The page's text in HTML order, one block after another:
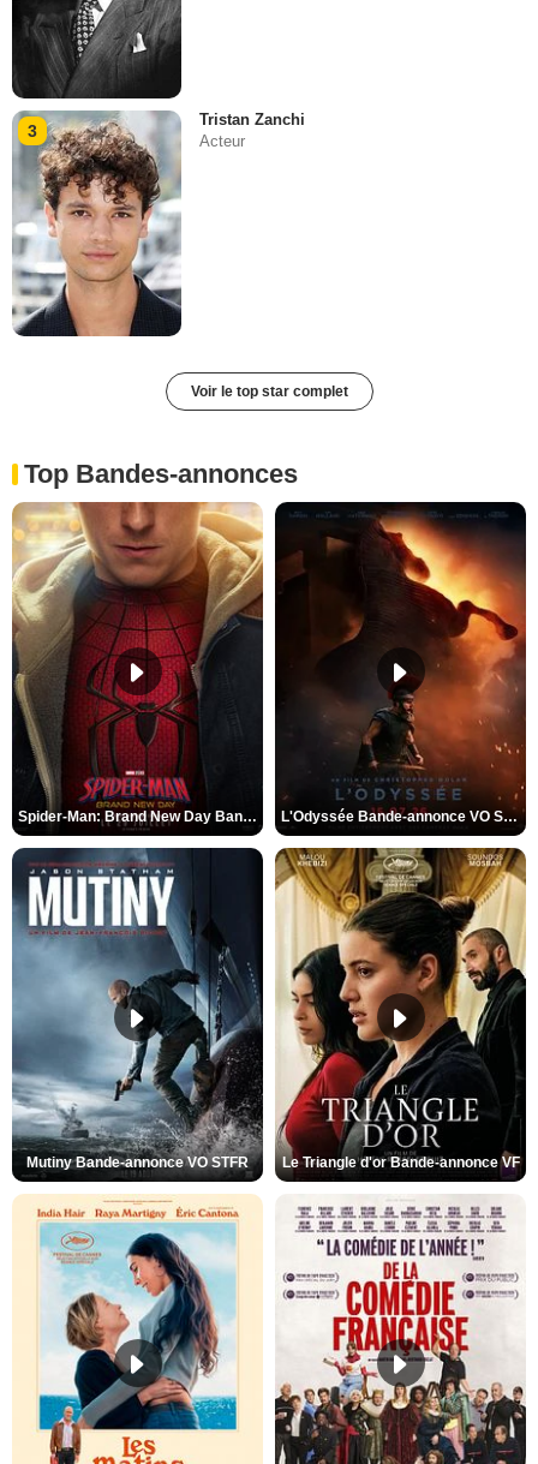
3
Tristan Zanchi
Acteur
Voir le top star complet
Top Bandes-annonces
Spider-Man: Brand New Day Bande-annonce VO STFR L'Odyssée Bande-annonce VO STFR
Mutiny Bande-annonce VO STFR Le Triangle d'or Bande-annonce VF